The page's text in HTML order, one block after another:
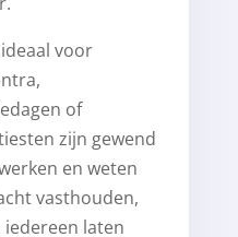
voor
of
zijn gewend
en weten
vasthouden,
iedereen laten